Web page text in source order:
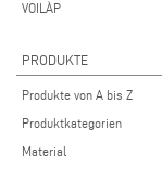
VOILÀP
PRODUKTE
Produkte von A bis Z
Produktkategorien
Material